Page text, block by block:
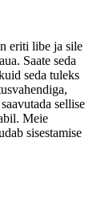
eriti libe ja sile
Saate seda
seda tuleks
sellise
Meie
sisestamise